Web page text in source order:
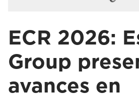
ECR 2026:
Group
avances en